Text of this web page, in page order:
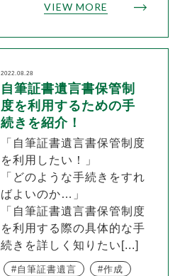
VIEW MORE
2022.08.28
自筆証書遺言書保管制
度を利用するための手
続きを紹介！
「自筆証書遺言書保管制度
を利用したい！」
「どのような手続きをすれ
ばよいのか…」
「自筆証書遺言書保管制度
を利用する際の具体的な手
続きを詳しく知りたい[...]
自筆証書遺言
作成